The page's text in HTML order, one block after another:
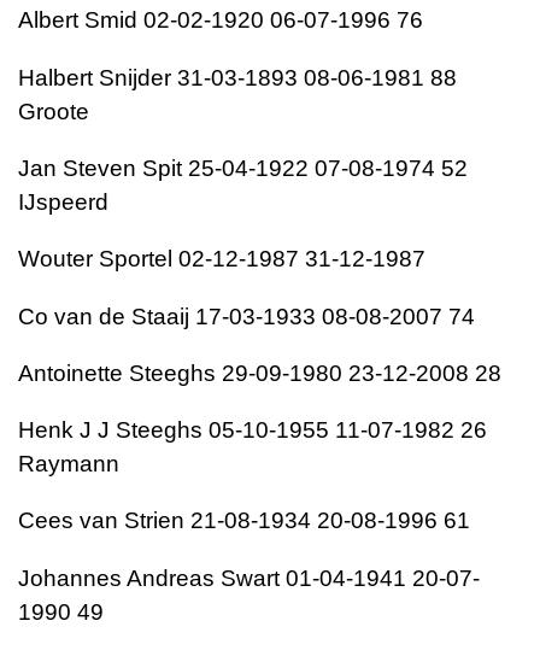
Albert Smid 02-02-1920 06-07-1996 76
Halbert Snijder 31-03-1893 08-06-1981 88
Groote
Jan Steven Spit 25-04-1922 07-08-1974 52
IJspeerd
Wouter Sportel 02-12-1987 31-12-1987
Co van de Staaij 17-03-1933 08-08-2007 74
Antoinette Steeghs 29-09-1980 23-12-2008 28
Henk J J Steeghs 05-10-1955 11-07-1982 26
Raymann
Cees van Strien 21-08-1934 20-08-1996 61
Johannes Andreas Swart 01-04-1941 20-07-
1990 49